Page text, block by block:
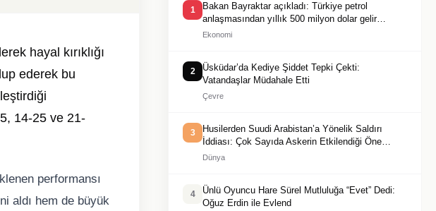
hayal kırıklığı
ederek bu
14-25 ve 21-
performansı
aldı hem de büyük
1
Bakan Bayraktar açıkladı: Türkiye petrol
anlaşmasından yıllık 500 milyon dolar gelir
sağlayacak
Ekonomi
2
Üsküdar’da Kediye Şiddet Tepki Çekti:
Vatandaşlar Müdahale Etti
Çevre
3
Husilerden Suudi Arabistan’a Yönelik Saldırı
İddiası: Çok Sayıda Askerin Etkilendiği Öne
Sürüldü
Dünya
4
Ünlü Oyuncu Hare Sürel Mutluluğa “Evet” Dedi:
Oğuz Erdin ile Evlend